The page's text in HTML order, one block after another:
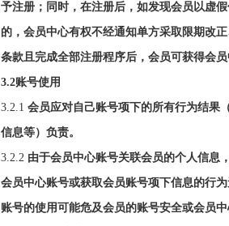
予注册；同时，在注册后，如发现会员以虚
的，会员中心有权不经通知单方采取限期改
条款且完成全部注册程序后， 会员可获得会员
3.2账号使用
3.2.1 会员应对自己账号项下的所有行为结果
信息等）负责。
3.2.2 由于会员中心账号关联会员的个人信息，
会员中心账号或获取会员账号项下信息的行
账号的使用可能危及会员的账号安全或会员中